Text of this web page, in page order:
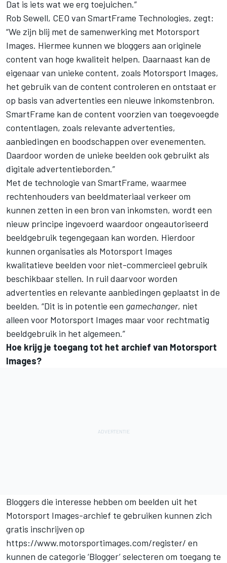
Dat is iets wat we erg toejuichen.”
Rob Sewell, CEO van SmartFrame Technologies, zegt:
“We zijn blij met de samenwerking met Motorsport
Images. Hiermee kunnen we bloggers aan originele
content van hoge kwaliteit helpen. Daarnaast kan de
eigenaar van unieke content, zoals Motorsport Images,
het gebruik van de content controleren en ontstaat er
op basis van advertenties een nieuwe inkomstenbron.
SmartFrame kan de content voorzien van toegevoegde
contentlagen, zoals relevante advertenties,
aanbiedingen en boodschappen over evenementen.
Daardoor worden de unieke beelden ook gebruikt als
digitale advertentieborden.”
Met de technologie van SmartFrame, waarmee
rechtenhouders van beeldmateriaal verkeer om
kunnen zetten in een bron van inkomsten, wordt een
nieuw principe ingevoerd waardoor ongeautoriseerd
beeldgebruik tegengegaan kan worden. Hierdoor
kunnen organisaties als Motorsport Images
kwalitatieve beelden voor niet-commercieel gebruik
beschikbaar stellen. In ruil daarvoor worden
advertenties en relevante aanbiedingen geplaatst in de
beelden. “Dit is in potentie een gamechanger, niet
alleen voor Motorsport Images maar voor rechtmatig
beeldgebruik in het algemeen.”
Hoe krijg je toegang tot het archief van Motorsport
Images?
Bloggers die interesse hebben om beelden uit het
Motorsport Images-archief te gebruiken kunnen zich
gratis inschrijven op
https://www.motorsportimages.com/register/ en
kunnen de categorie ‘Blogger’ selecteren om toegang te